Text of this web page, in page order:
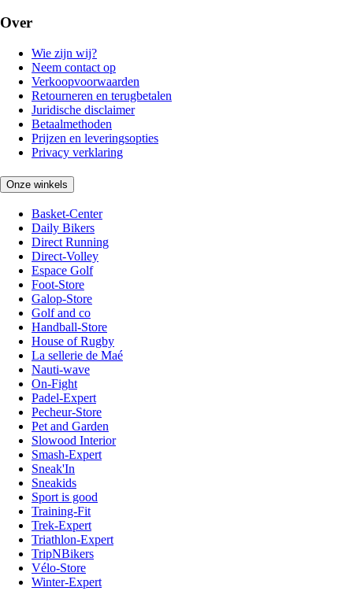
Over
Wie zijn wij?
Neem contact op
Verkoopvoorwaarden
Retourneren en terugbetalen
Juridische disclaimer
Betaalmethoden
Prijzen en leveringsopties
Privacy verklaring
Onze winkels
Basket-Center
Daily Bikers
Direct Running
Direct-Volley
Espace Golf
Foot-Store
Galop-Store
Golf and co
Handball-Store
House of Rugby
La sellerie de Maé
Nauti-wave
On-Fight
Padel-Expert
Pecheur-Store
Pet and Garden
Slowood Interior
Smash-Expert
Sneak'In
Sneakids
Sport is good
Training-Fit
Trek-Expert
Triathlon-Expert
TripNBikers
Vélo-Store
Winter-Expert